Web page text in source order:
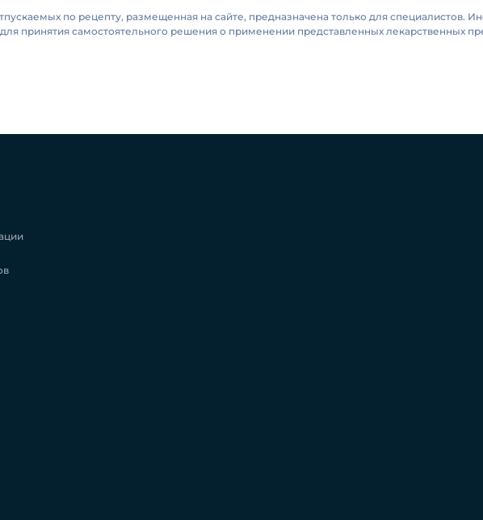
по рецепту, размещенная на сайте, предназначена только для специалистов.
принятия самостоятельного решения о применении представленных лекарственных